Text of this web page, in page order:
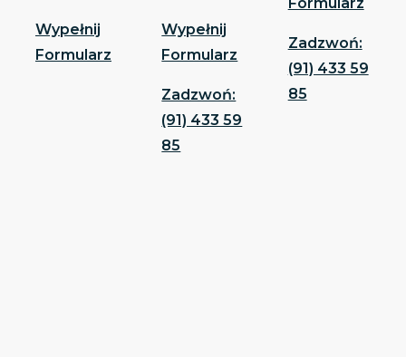
Wypełnij
Formularz
Wypełnij
Formularz
Zadzwoń:
(91) 433 59
85
Zadzwoń:
(91) 433 59
85